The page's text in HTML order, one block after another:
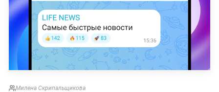
Милена Скрипальщикова